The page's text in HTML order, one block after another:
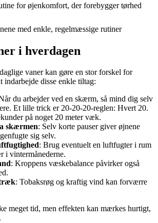
for øjenkomfort, der forebygger tørhed
med enkle, regelmæssige rutiner
i hverdagen
vaner kan gøre en stor forskel for
indarbejde disse enkle tiltag:
du arbejder ved en skærm, så mind dig selv
Et lille trick er 20-20-20-reglen: Hvert 20.
på noget 20 meter væk.
skærmen: Selv korte pauser giver øjnene
sig selv.
: Brug eventuelt en luftfugter i rum
i vintermånederne.
: Kroppens væskebalance påvirker også
: Tobaksrøg og kraftig vind kan forværre
meget tid, men effekten kan mærkes hurtigt,